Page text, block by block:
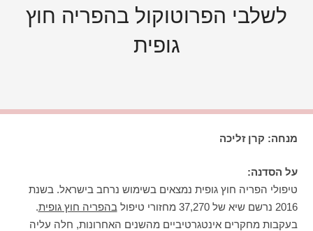
לשלבי הפרוטוקול בהפריה חוץ
גופית
מנחה: קרן זליכה
על הסדנה:
טיפולי הפריה חוץ גופית נמצאים בשימוש נרחב בישראל. בשנת
2016 נרשם שיא של 37,270 מחזורי טיפול
בהפריה חוץ גופית.
בעקבות מחקרים אינטגרטיביים מהשנים האחרונות, חלה עליה